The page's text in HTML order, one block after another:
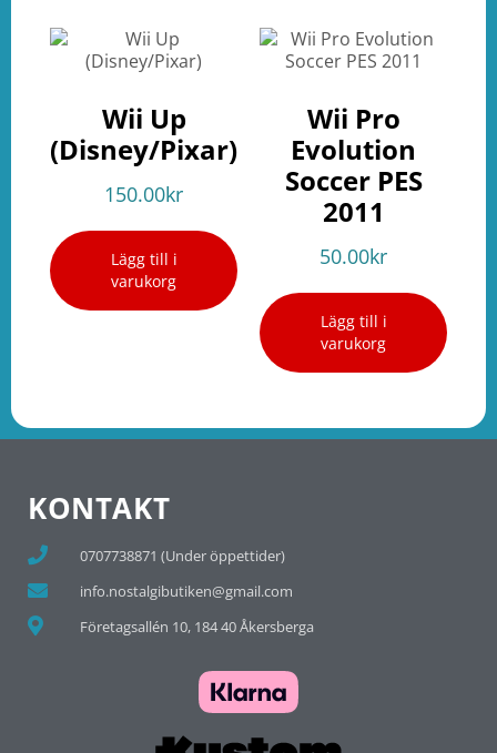
Wii Up
(Disney/Pixar)
150.00kr
Lägg till i
varukorg
Wii Pro
Evolution
Soccer PES
2011
50.00kr
Lägg till i
varukorg
KONTAKT
0707738871 (Under öppettider)
info.nostalgibutiken@gmail.com
Företagsallén 10, 184 40 Åkersberga